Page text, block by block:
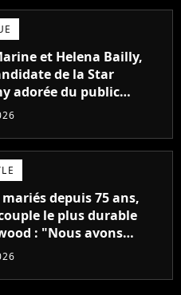
et Helena Bailly,
de la Star
adorée du public
son premier album,
depuis 75 ans,
le plus durable
: "Nous avons
après jour, et les